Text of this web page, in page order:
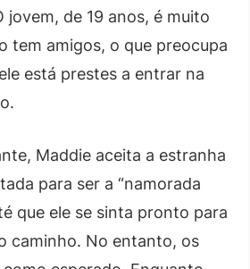
jovem, de 19 anos, é muito
tem amigos, o que preocupa
está prestes a entrar na
Maddie aceita a estranha
para ser a “namorada
que ele se sinta pronto para
caminho. No entanto, os